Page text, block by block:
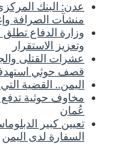
عدن: البنك
منشآت الصرافة
وزارة الدفاع
وتعزيز الاستقرار
عشرات القتلى
قصف حوثي
اليمن.. القضية
مخاوف حوثية تدفع
عُمان
تعيين كبير
السفارة لدى اليمن